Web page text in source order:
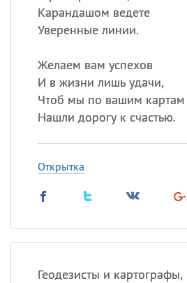
Карандашом ведете
Уверенные линии.
Желаем вам успехов
И в жизни лишь удачи,
Чтоб мы по вашим картам
Нашли дорогу к счастью.
Открытка
Геодезисты и картографы,